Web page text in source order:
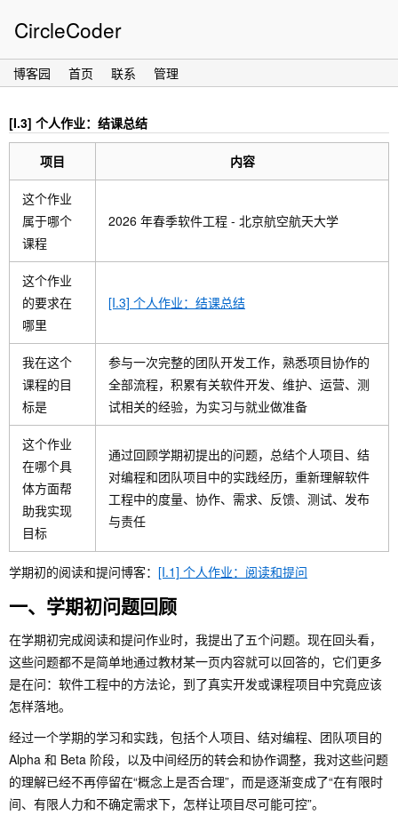
CircleCoder
博客园 首页 联系 管理
[I.3] 个人作业：结课总结
项目 内容
这个作业
属于哪个
课程
2026 年春季软件工程 - 北京航空航天大学
这个作业
的要求在
哪里
[I.3] 个人作业：结课总结
我在这个
课程的目
标是
参与一次完整的团队开发工作，熟悉项目协作的
全部流程，积累有关软件开发、维护、运营、测
试相关的经验，为实习与就业做准备
这个作业
在哪个具
体方面帮
助我实现
目标
通过回顾学期初提出的问题，总结个人项目、结
对编程和团队项目中的实践经历，重新理解软件
工程中的度量、协作、需求、反馈、测试、发布
与责任
学期初的阅读和提问博客： [I.1] 个人作业：阅读和提问
一、学期初问题回顾
在学期初完成阅读和提问作业时，我提出了五个问题。现在回头看，
这些问题都不是简单地通过教材某一页内容就可以回答的，它们更多
是在问：软件工程中的方法论，到了真实开发或课程项目中究竟应该
怎样落地。
经过一个学期的学习和实践，包括个人项目、结对编程、团队项目的
Alpha 和 Beta 阶段，以及中间经历的转会和协作调整，我对这些问题
的理解已经不再停留在“概念上是否合理”，而是逐渐变成了“在有限时
间、有限人力和不确定需求下，怎样让项目尽可能可控”。